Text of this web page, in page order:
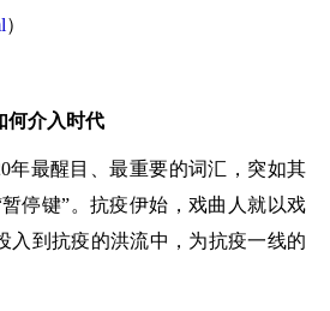
）
介入时代
最醒目、最重要的词汇，突如其
停键”。抗疫伊始，戏曲人就以戏
入到抗疫的洪流中，为抗疫一线的